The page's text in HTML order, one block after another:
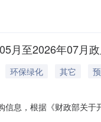
月至2026年07月
环保绿化 其它
信息，根据《财政部关